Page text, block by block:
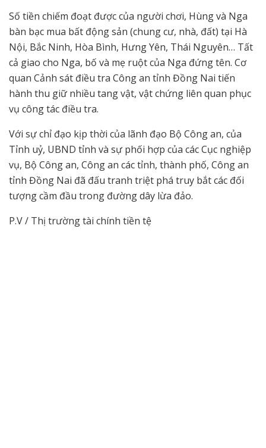
Số tiền chiếm đoạt được của người chơi, Hùng và Nga
bàn bạc mua bất động sản (chung cư, nhà, đất) tại Hà
Nội, Bắc Ninh, Hòa Bình, Hưng Yên, Thái Nguyên… Tất
cả giao cho Nga, bố và mẹ ruột của Nga đứng tên. Cơ
quan Cảnh sát điều tra Công an tỉnh Đồng Nai tiến
hành thu giữ nhiều tang vật, vật chứng liên quan phục
vụ công tác điều tra.
Với sự chỉ đạo kịp thời của lãnh đạo Bộ Công an, của
Tỉnh uỷ, UBND tỉnh và sự phối hợp của các Cục nghiệp
vụ, Bộ Công an, Công an các tỉnh, thành phố, Công an
tỉnh Đồng Nai đã đấu tranh triệt phá truy bắt các đối
tượng cầm đầu trong đường dây lừa đảo.
P.V / Thị trường tài chính tiền tệ